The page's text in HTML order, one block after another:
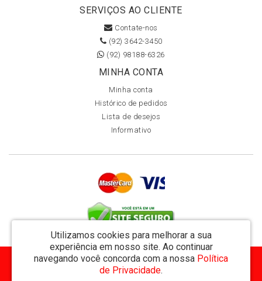
SERVIÇOS AO CLIENTE
Contate-nos
(92) 3642-3450
(92) 98188-6326
MINHA CONTA
Minha conta
Histórico de pedidos
Lista de desejos
Informativo
Utilizamos cookies para melhorar a sua
experiência em nosso site. Ao continuar
navegando você concorda com a nossa Política
de Privacidade.
MVT Comércio de Representação de Livros Ltda - CNPJ: 11.162.894/0001-32
Rua Visconde de Utinga 234 - Parque das Laranjeiras - Manaus / AM - CEP: 69058-810